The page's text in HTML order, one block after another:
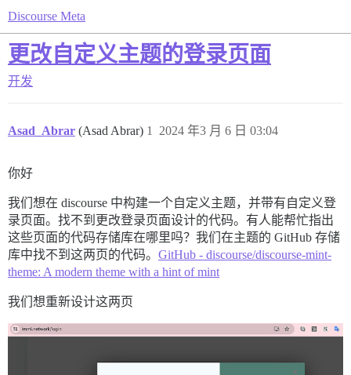
Discourse Meta
更改自定义主题的登录页面
开发
Asad_Abrar (Asad Abrar) 2024 年3 月 6 日 03:04
1
你好
我们想在 discourse 中构建一个自定义主题，并带有自定义登
录页面。找不到更改登录页面设计的代码。有人能帮忙指出
这些页面的代码存储库在哪里吗？我们在主题的 GitHub 存储
库中找不到这两页的代码。 GitHub - discourse/discourse-mint-
theme: A modern theme with a hint of mint
我们想重新设计这两页